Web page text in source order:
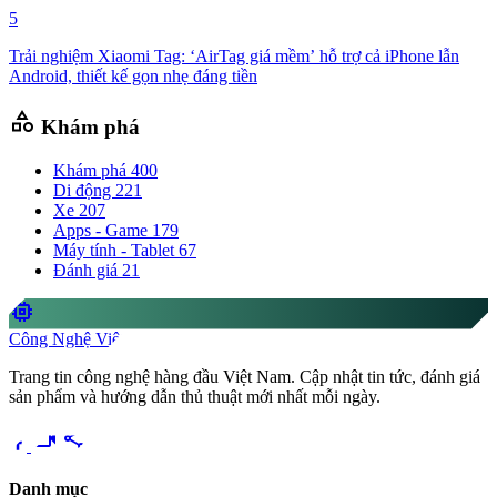
5
Trải nghiệm Xiaomi Tag: ‘AirTag giá mềm’ hỗ trợ cả iPhone lẫn
Android, thiết kế gọn nhẹ đáng tiền
category Khám phá
Khám phá 400
Di động 221
Xe 207
Apps - Game 179
Máy tính - Tablet 67
Đánh giá 21
memory
Công Nghệ Việt
Trang tin công nghệ hàng đầu Việt Nam. Cập nhật tin tức, đánh giá
sản phẩm và hướng dẫn thủ thuật mới nhất mỗi ngày.
videocam share
Danh mục